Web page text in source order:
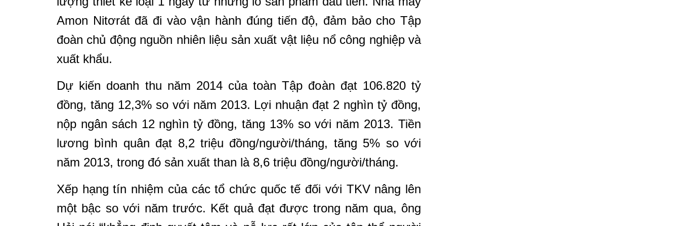
Amon Nitơrát đã đi vào vận hành đúng tiến độ, đảm bảo cho Tập
đoàn chủ động nguồn nhiên liệu sản xuất vật liệu nổ công nghiệp và
xuất khẩu.
Dự kiến doanh thu năm 2014 của toàn Tập đoàn đạt 106.820 tỷ
đồng, tăng 12,3% so với năm 2013. Lợi nhuận đạt 2 nghìn tỷ đồng,
nộp ngân sách 12 nghìn tỷ đồng, tăng 13% so với năm 2013. Tiền
lương bình quân đạt 8,2 triệu đồng/người/tháng, tăng 5% so với
năm 2013, trong đó sản xuất than là 8,6 triệu đồng/người/tháng.
Xếp hạng tín nhiệm của các tổ chức quốc tế đối với TKV nâng lên
một bậc so với năm trước. Kết quả đạt được trong năm qua, ông